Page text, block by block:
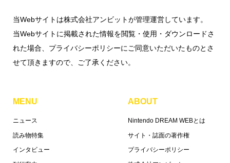
当Webサイトは株式会社アンビットが管理運営しています。
当Webサイトに掲載された情報を閲覧・使用・ダウンロードさ
れた場合、プライバシーポリシーにご同意いただいたものとさ
せて頂きますので、ご了承ください。
MENU
ニュース
読み物特集
インタビュー
ABOUT
Nintendo DREAM WEBとは
サイト・誌面の著作権
プライバシーポリシー